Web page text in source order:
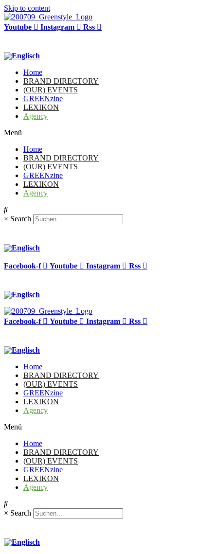
Skip to content
Youtube Instagram Rss
Home
BRAND DIRECTORY
(OUR) EVENTS
GREENzine
LEXIKON
Agency
Menü
Home
BRAND DIRECTORY
(OUR) EVENTS
GREENzine
LEXIKON
Agency
× Search
Facebook-f Youtube Instagram Rss
Facebook-f Youtube Instagram Rss
Home
BRAND DIRECTORY
(OUR) EVENTS
GREENzine
LEXIKON
Agency
Menü
Home
BRAND DIRECTORY
(OUR) EVENTS
GREENzine
LEXIKON
Agency
× Search